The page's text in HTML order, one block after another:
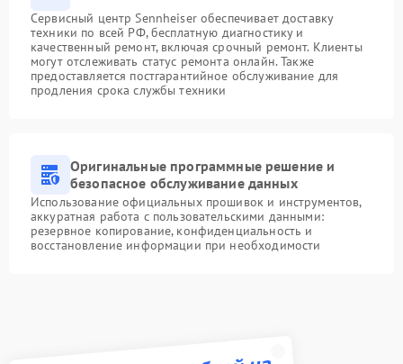
Сервисный центр Sennheiser обеспечивает доставку
техники по всей РФ, бесплатную диагностику и
качественный ремонт, включая срочный ремонт. Клиенты
могут отслеживать статус ремонта онлайн. Также
предоставляется постгарантийное обслуживание для
продления срока службы техники
Оригинальные программные решение и
безопасное обслуживание данных
Использование официальных прошивок и инструментов,
аккуратная работа с пользовательскими данными:
резервное копирование, конфиденциальность и
восстановление информации при необходимости